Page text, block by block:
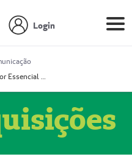
Login
Prestador Essencial Gestão em Saúde Ereli (51004354-7)